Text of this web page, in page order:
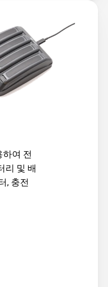
여 전
리 및 배
, 충전